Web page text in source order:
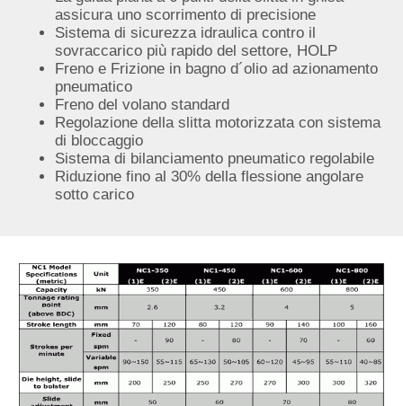
assicura uno scorrimento di precisione
Sistema di sicurezza idraulica contro il
sovraccarico più rapido del settore, HOLP
Freno e Frizione in bagno d´olio ad azionamento
pneumatico
Freno del volano standard
Regolazione della slitta motorizzata con sistema
di bloccaggio
Sistema di bilanciamento pneumatico regolabile
Riduzione fino al 30% della flessione angolare
sotto carico